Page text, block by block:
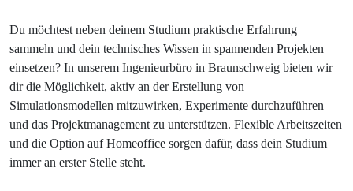
Du möchtest neben deinem Studium praktische Erfahrung
sammeln und dein technisches Wissen in spannenden Projekten
einsetzen? In unserem Ingenieurbüro in Braunschweig bieten wir
dir die Möglichkeit, aktiv an der Erstellung von
Simulationsmodellen mitzuwirken, Experimente durchzuführen
und das Projektmanagement zu unterstützen. Flexible Arbeitszeiten
und die Option auf Homeoffice sorgen dafür, dass dein Studium
immer an erster Stelle steht.